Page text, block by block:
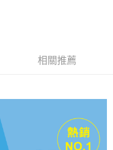
相關推薦